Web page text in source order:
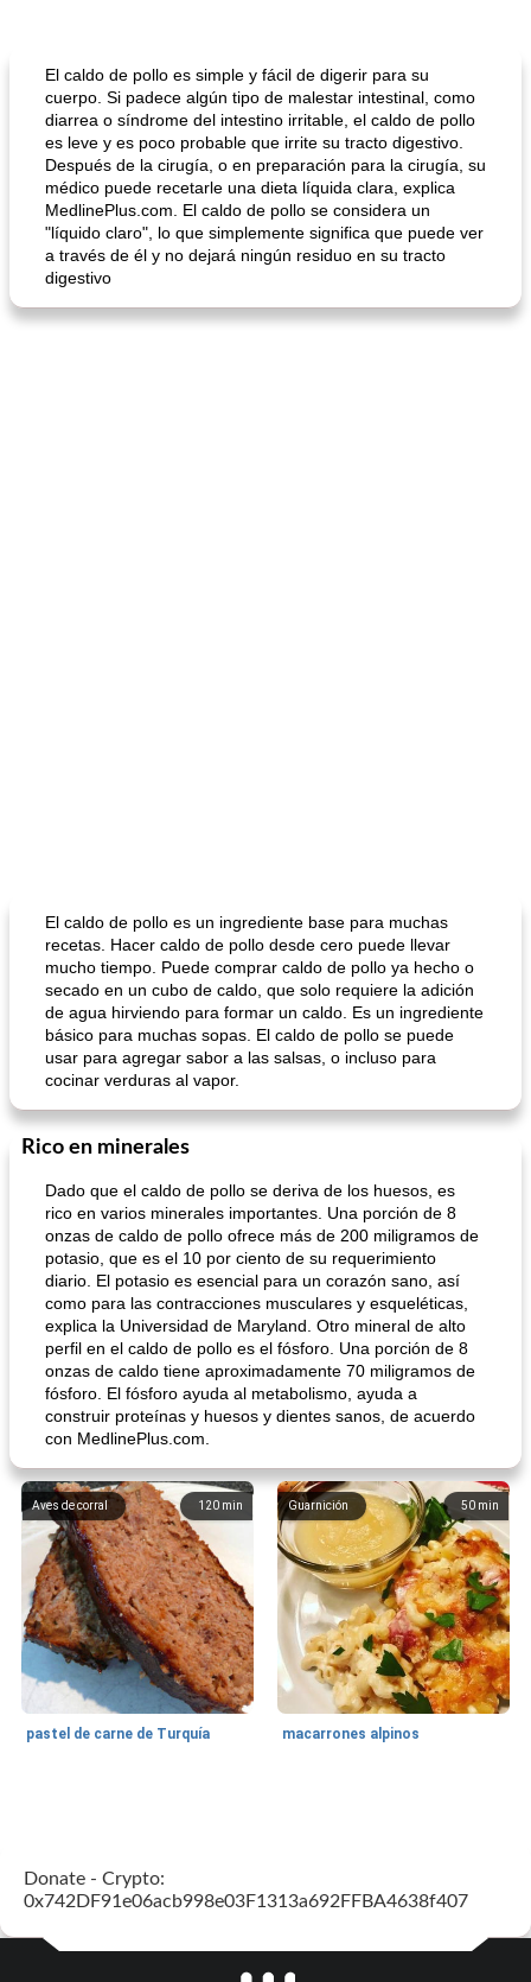
El caldo de pollo es simple y fácil de digerir para su
cuerpo. Si padece algún tipo de malestar intestinal, como
diarrea o síndrome del intestino irritable, el caldo de pollo
es leve y es poco probable que irrite su tracto digestivo.
Después de la cirugía, o en preparación para la cirugía, su
médico puede recetarle una dieta líquida clara, explica
MedlinePlus.com. El caldo de pollo se considera un
"líquido claro", lo que simplemente significa que puede ver
a través de él y no dejará ningún residuo en su tracto
digestivo
El caldo de pollo es un ingrediente base para muchas
recetas. Hacer caldo de pollo desde cero puede llevar
mucho tiempo. Puede comprar caldo de pollo ya hecho o
secado en un cubo de caldo, que solo requiere la adición
de agua hirviendo para formar un caldo. Es un ingrediente
básico para muchas sopas. El caldo de pollo se puede
usar para agregar sabor a las salsas, o incluso para
cocinar verduras al vapor.
Rico en minerales
Dado que el caldo de pollo se deriva de los huesos, es
rico en varios minerales importantes. Una porción de 8
onzas de caldo de pollo ofrece más de 200 miligramos de
potasio, que es el 10 por ciento de su requerimiento
diario. El potasio es esencial para un corazón sano, así
como para las contracciones musculares y esqueléticas,
explica la Universidad de Maryland. Otro mineral de alto
perfil en el caldo de pollo es el fósforo. Una porción de 8
onzas de caldo tiene aproximadamente 70 miligramos de
fósforo. El fósforo ayuda al metabolismo, ayuda a
construir proteínas y huesos y dientes sanos, de acuerdo
con MedlinePlus.com.
120 min
Aves de corral
pastel de carne de Turquía
50 min
Guarnición
macarrones alpinos
Donate - Crypto:
0x742DF91e06acb998e03F1313a692FFBA4638f407